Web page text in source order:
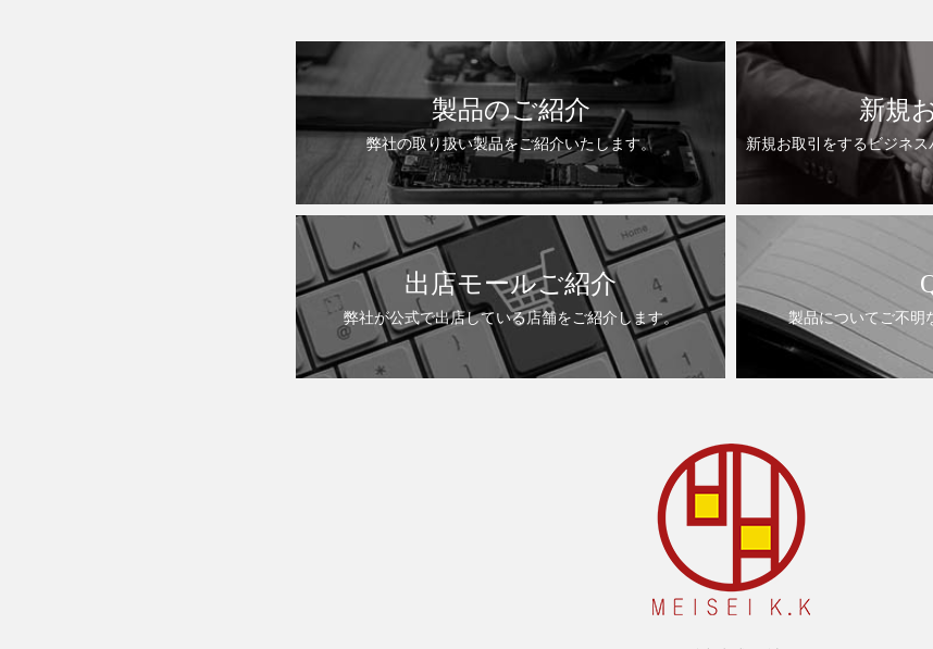
製品のご紹介
弊社の取り扱い製品をご紹介いたします。
新規
新規お取引をするビジネス
出店モールご紹介
弊社が公式で出店している店舗をご紹介します。 製品についてご不明